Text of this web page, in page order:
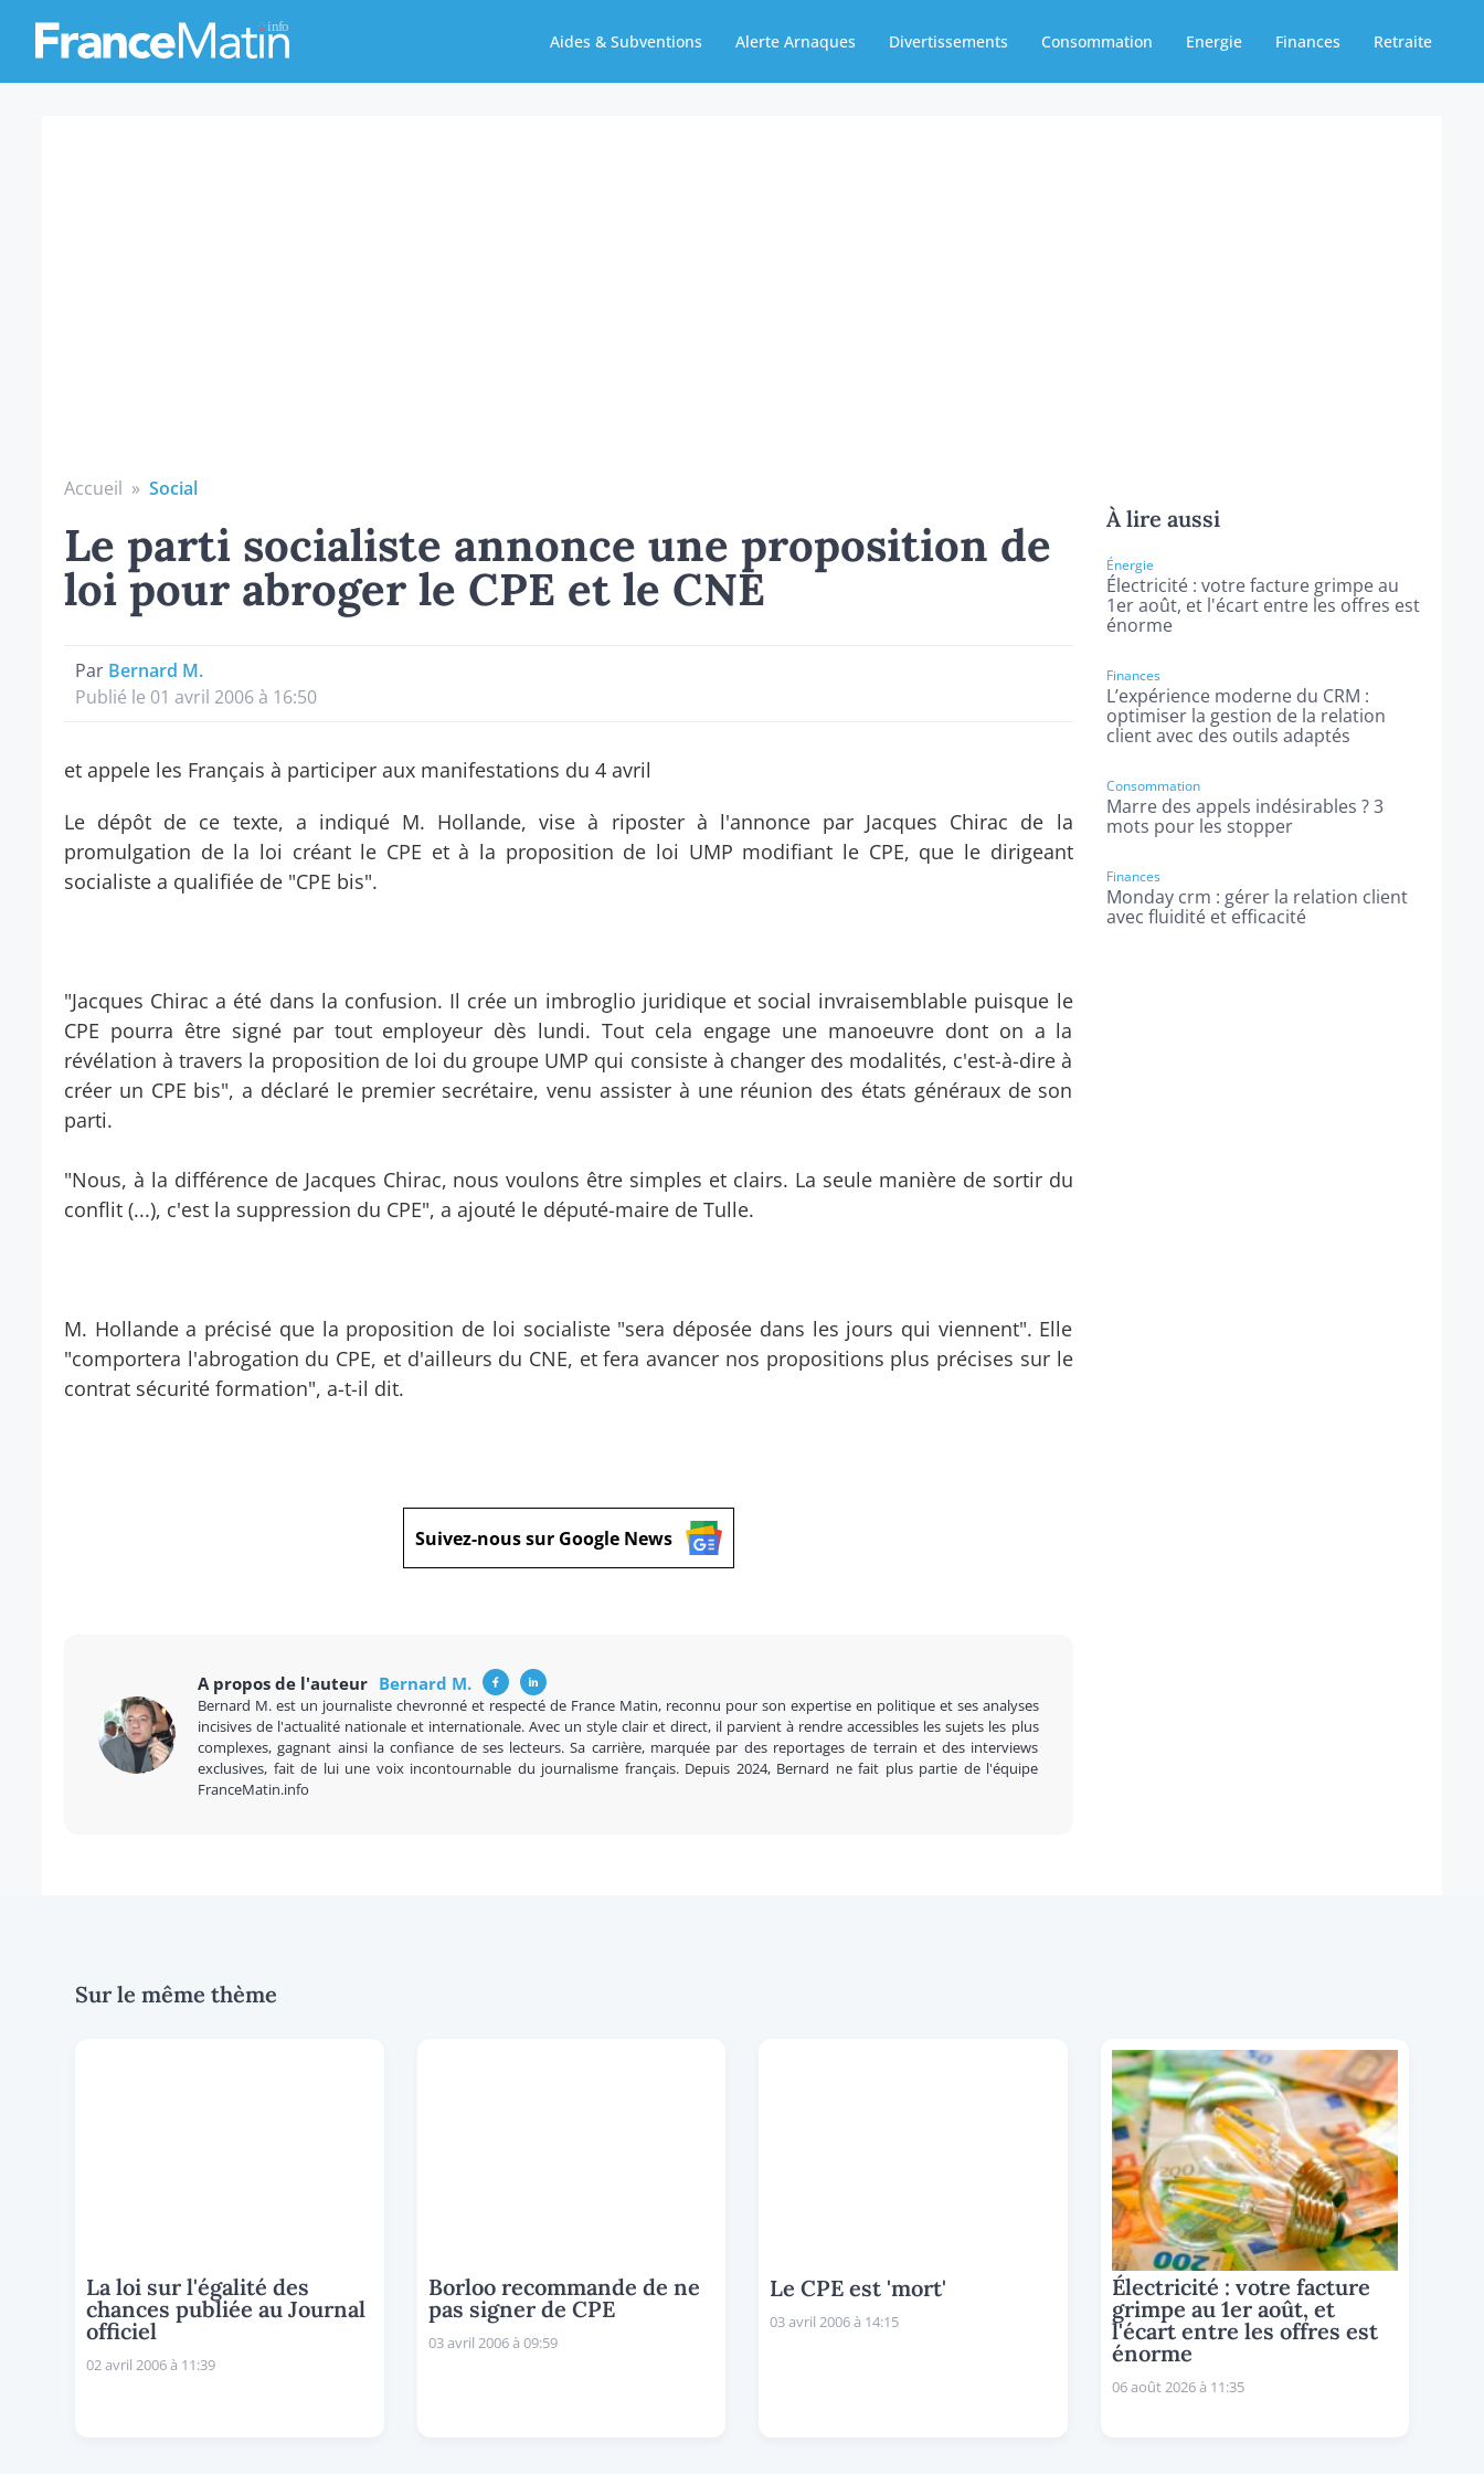
Aides & Subventions Alerte Arnaques Divertissements Consommation Energie Finances Retraite
Accueil » Social
Le parti socialiste annonce une proposition de
loi pour abroger le CPE et le CNE
Par Bernard M.
Publié le 01 avril 2006 à 16:50
et appele les Français à participer aux manifestations du 4 avril
Le dépôt de ce texte, a indiqué M. Hollande, vise à riposter à l'annonce par Jacques Chirac de la
promulgation de la loi créant le CPE et à la proposition de loi UMP modifiant le CPE, que le dirigeant
socialiste a qualifiée de "CPE bis".
"Jacques Chirac a été dans la confusion. Il crée un imbroglio juridique et social invraisemblable puisque le
CPE pourra être signé par tout employeur dès lundi. Tout cela engage une manoeuvre dont on a la
révélation à travers la proposition de loi du groupe UMP qui consiste à changer des modalités, c'est-à-dire à
créer un CPE bis", a déclaré le premier secrétaire, venu assister à une réunion des états généraux de son
parti.
"Nous, à la différence de Jacques Chirac, nous voulons être simples et clairs. La seule manière de sortir du
conflit (...), c'est la suppression du CPE", a ajouté le député-maire de Tulle.
M. Hollande a précisé que la proposition de loi socialiste "sera déposée dans les jours qui viennent". Elle
"comportera l'abrogation du CPE, et d'ailleurs du CNE, et fera avancer nos propositions plus précises sur le
contrat sécurité formation", a-t-il dit.
Suivez-nous sur Google News
A propos de l'auteur Bernard M.
Bernard M. est un journaliste chevronné et respecté de France Matin, reconnu pour son expertise en politique et ses analyses
incisives de l'actualité nationale et internationale. Avec un style clair et direct, il parvient à rendre accessibles les sujets les plus
complexes, gagnant ainsi la confiance de ses lecteurs. Sa carrière, marquée par des reportages de terrain et des interviews
exclusives, fait de lui une voix incontournable du journalisme français. Depuis 2024, Bernard ne fait plus partie de l'équipe
FranceMatin.info
À lire aussi
Énergie
Électricité : votre facture grimpe au
1er août, et l'écart entre les offres est
énorme
Finances
L’expérience moderne du CRM :
optimiser la gestion de la relation
client avec des outils adaptés
Consommation
Marre des appels indésirables ? 3
mots pour les stopper
Finances
Monday crm : gérer la relation client
avec fluidité et efficacité
Sur le même thème
La loi sur l'égalité des
chances publiée au Journal
officiel
02 avril 2006 à 11:39
Borloo recommande de ne
pas signer de CPE
03 avril 2006 à 09:59
Le CPE est 'mort'
03 avril 2006 à 14:15
Électricité : votre facture
grimpe au 1er août, et
l'écart entre les offres est
énorme
06 août 2026 à 11:35